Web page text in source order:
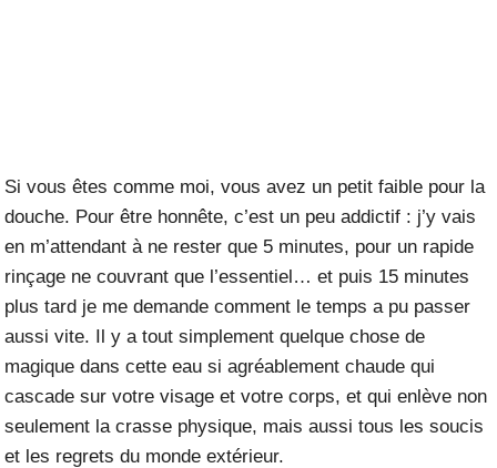
Si vous êtes comme moi, vous avez un petit faible pour la
douche. Pour être honnête, c’est un peu addictif : j’y vais
en m’attendant à ne rester que 5 minutes, pour un rapide
rinçage ne couvrant que l’essentiel… et puis 15 minutes
plus tard je me demande comment le temps a pu passer
aussi vite. Il y a tout simplement quelque chose de
magique dans cette eau si agréablement chaude qui
cascade sur votre visage et votre corps, et qui enlève non
seulement la crasse physique, mais aussi tous les soucis
et les regrets du monde extérieur.